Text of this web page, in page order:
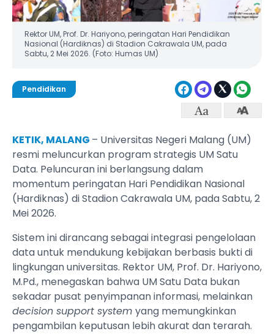
Rektor UM, Prof. Dr. Hariyono, peringatan Hari Pendidikan
Nasional (Hardiknas) di Stadion Cakrawala UM, pada
Sabtu, 2 Mei 2026. (Foto: Humas UM)
Pendidikan
KETIK, MALANG – Universitas Negeri Malang (UM)
resmi meluncurkan program strategis UM Satu
Data. Peluncuran ini berlangsung dalam
momentum peringatan Hari Pendidikan Nasional
(Hardiknas) di Stadion Cakrawala UM, pada Sabtu, 2
Mei 2026.
Sistem ini dirancang sebagai integrasi pengelolaan
data untuk mendukung kebijakan berbasis bukti di
lingkungan universitas. Rektor UM, Prof. Dr. Hariyono,
M.Pd., menegaskan bahwa UM Satu Data bukan
sekadar pusat penyimpanan informasi, melainkan
decision support system yang memungkinkan
pengambilan keputusan lebih akurat dan terarah.